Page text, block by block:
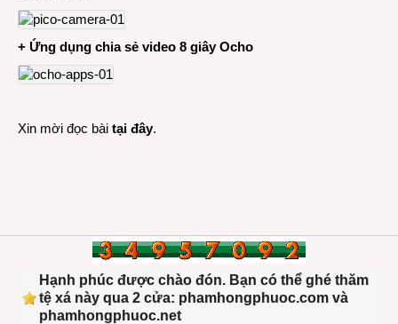
+ Ứng dụng chia sẻ video 8 giây Ocho
Xin mời đọc bài tại đây.
Hạnh phúc được chào đón. Bạn có thể ghé thăm
tệ xá này qua 2 cửa: phamhongphuoc.com và
phamhongphuoc.net